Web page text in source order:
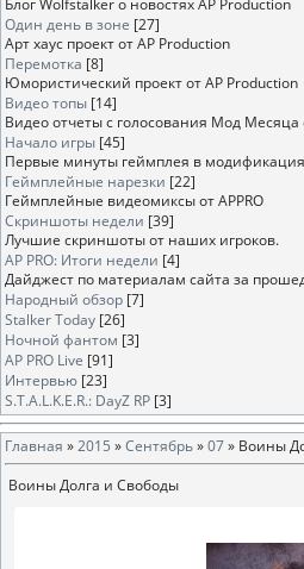
Блог Wolfstalker о новостях AP Production
Один день в зоне [27]
Арт хаус проект от AP Production
Перемотка [8]
Юмористический проект от AP Production
Видео топы [14]
Видео отчеты с голосования Мод Месяца
Начало игры [45]
Первые минуты геймплея в
Геймплейные нарезки [22]
Геймплейные видеомиксы от APPRO
Скриншоты недели [39]
Лучшие скриншоты от наших игроков.
AP PRO: Итоги недели [4]
Дайджест по материалам сайта за
Народный обзор [7]
Stalker Today [26]
Ночной фантом [3]
AP PRO Live [91]
Интервью [23]
S.T.A.L.K.E.R.: DayZ RP [3]
Главная »2015 »Сентябрь»07» Воины
Воины Долга и Свободы